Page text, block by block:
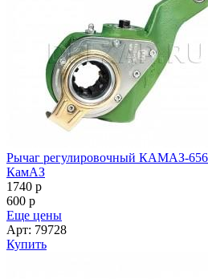
Рычаг регулировочный КАМАЗ-
КамАЗ
1740 p
600 p
Еще цены
Арт: 79728
Купить